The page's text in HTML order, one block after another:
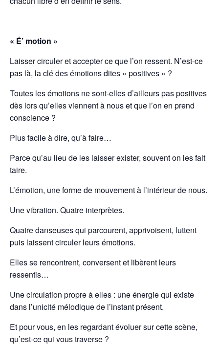
« É’ motion »
Laisser circuler et accepter ce que l’on ressent. N’est-ce
pas là, la clé des émotions dites « positives » ?
Toutes les émotions ne sont-elles d’ailleurs pas positives
dès lors qu’elles viennent à nous et que l’on en prend
conscience ?
Plus facile à dire, qu’à faire…
Parce qu’au lieu de les laisser exister, souvent on les fait
taire.
L’émotion, une forme de mouvement à l’intérieur de nous.
Une vibration. Quatre interprètes.
Quatre danseuses qui parcourent, apprivoisent, luttent
puis laissent circuler leurs émotions.
Elles se rencontrent, conversent et libèrent leurs
ressentis…
Une circulation propre à elles : une énergie qui existe
dans l’unicité mélodique de l’instant présent.
Et pour vous, en les regardant évoluer sur cette scène,
qu’est-ce qui vous traverse ?